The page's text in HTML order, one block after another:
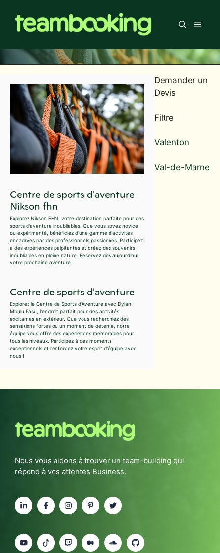
contenu
Menu
Centre de sports d'aventure
Nikson fhn
Explorez Nikson FHN, votre destination parfaite pour des
sports d'aventure inoubliables. Que vous soyez novice
ou expérimenté, bénéficiez d'une gamme d'activités
encadrées par des professionnels passionnés. Participez
à des expériences palpitantes et créez des souvenirs
inoubliables en pleine nature. Réservez dès aujourd'hui
votre prochaine aventure !
Centre de sports d'aventure
Explorez le Centre de Sports d'Aventure avec Dylan
Mbulu Pasu, l'endroit parfait pour des activités
excitantes en extérieur. Que vous recherchiez des
sensations fortes ou un moment de détente, notre
équipe vous offre des expériences mémorables pour
tous les niveaux. Participez à des moments
exceptionnels et renforcez votre esprit d'équipe avec
nous !
Demander un
Devis
Filtre
Valenton
Val-de-Marne
Nous vous aidons à trouver un team-building qui
répond à vos attentes Business.